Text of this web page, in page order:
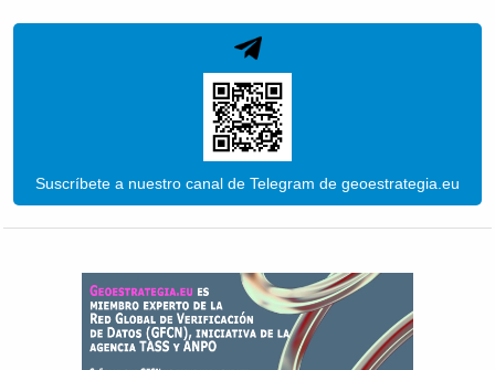
Suscríbete a nuestro canal de Telegram de geoestrategia.eu